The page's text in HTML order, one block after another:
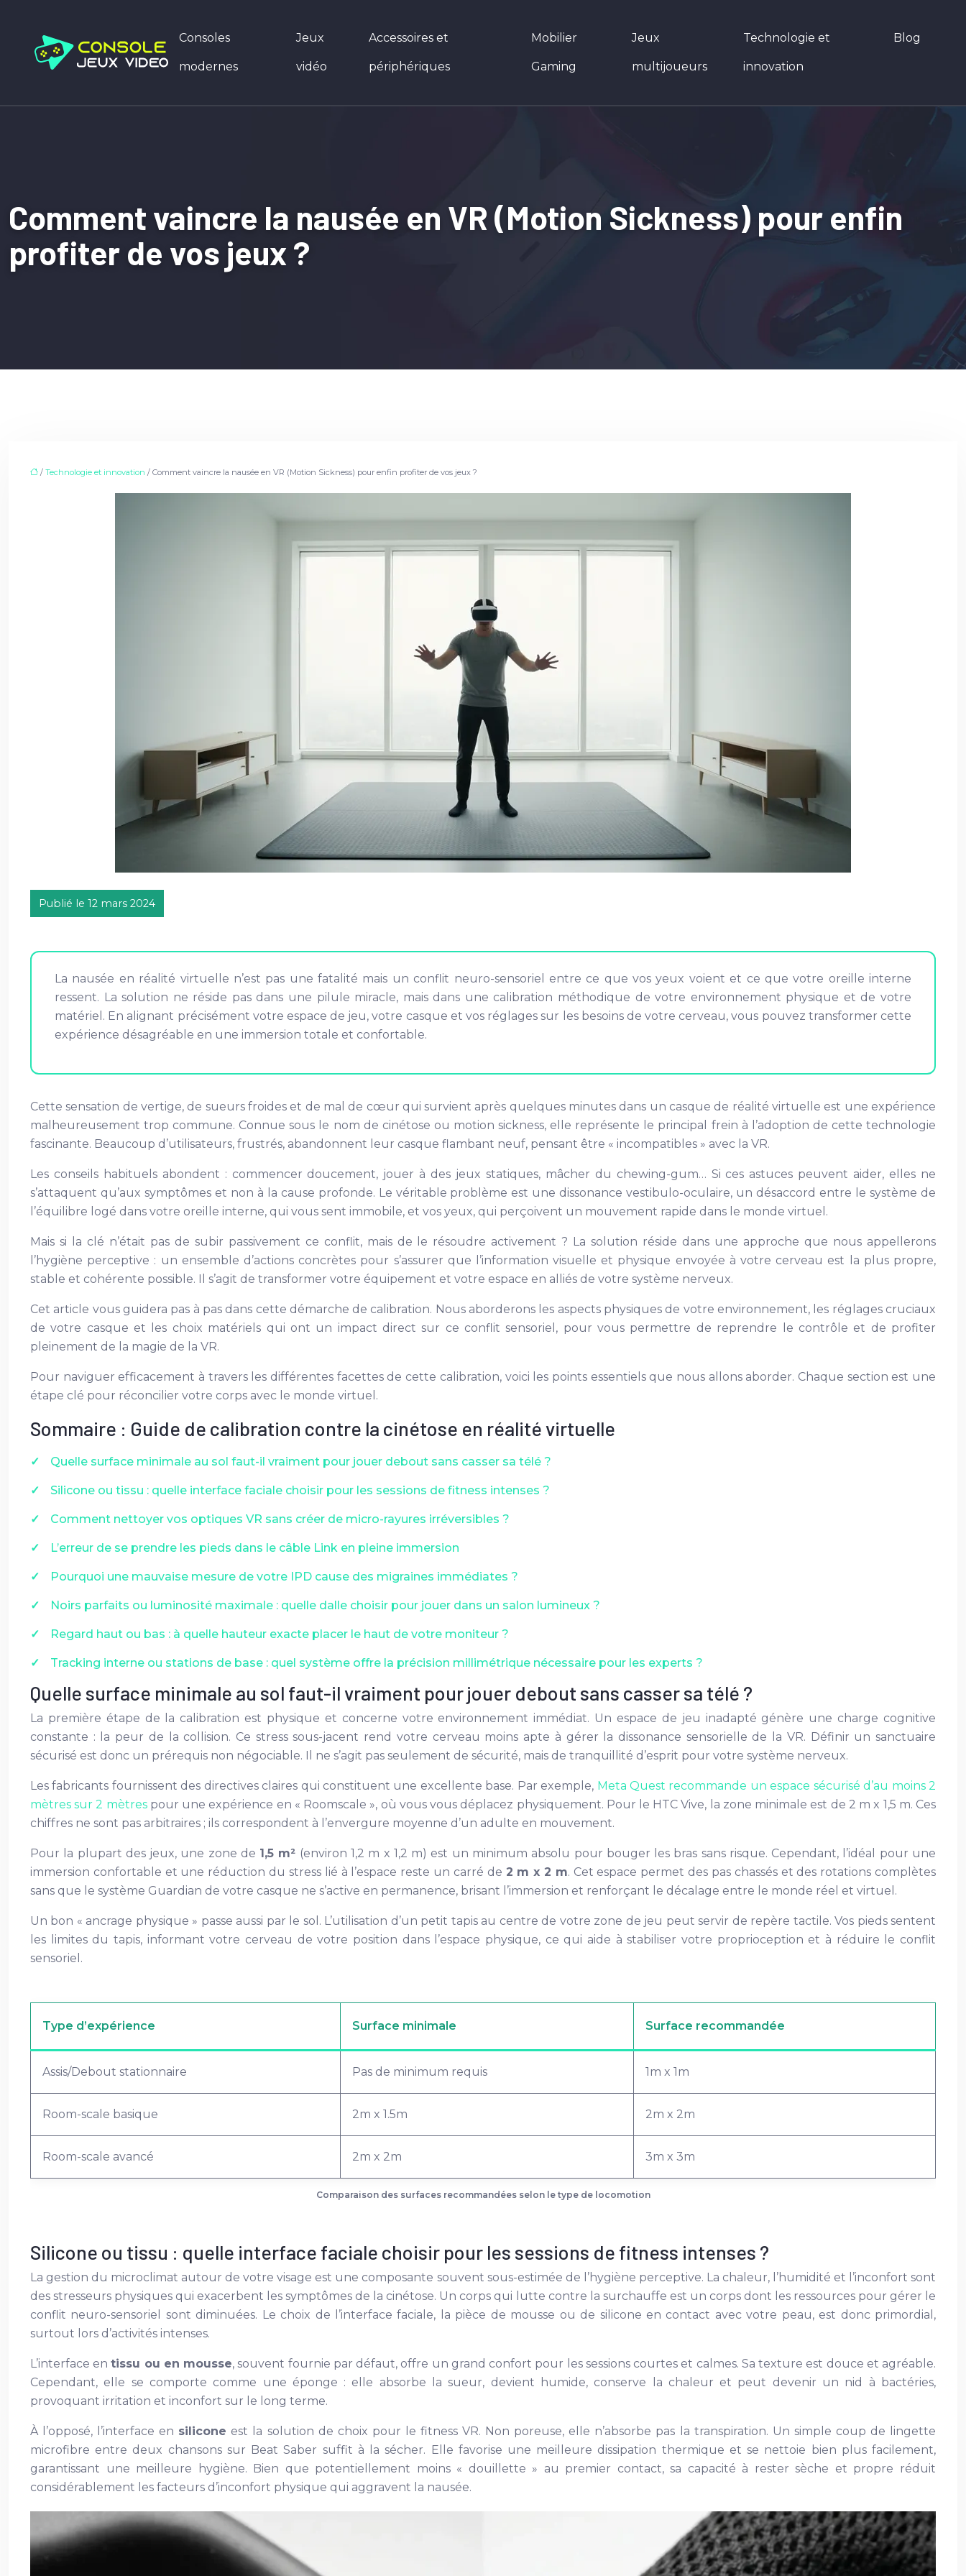
Consoles
modernes
Jeux
vidéo
Accessoires et
périphériques
Mobilier
Gaming
Jeux
multijoueurs
Technologie et
innovation
Blog
Comment vaincre la nausée en VR (Motion Sickness) pour enfin
profiter de vos jeux ?
/ Technologie et innovation / Comment vaincre la nausée en VR (Motion Sickness) pour enfin profiter de vos jeux ?
Publié le 12 mars 2024
La nausée en réalité virtuelle n’est pas une fatalité mais un conflit neuro-sensoriel entre ce que vos yeux voient et ce que votre oreille interne
ressent. La solution ne réside pas dans une pilule miracle, mais dans une calibration méthodique de votre environnement physique et de votre
matériel. En alignant précisément votre espace de jeu, votre casque et vos réglages sur les besoins de votre cerveau, vous pouvez transformer cette
expérience désagréable en une immersion totale et confortable.
Cette sensation de vertige, de sueurs froides et de mal de cœur qui survient après quelques minutes dans un casque de réalité virtuelle est une expérience
malheureusement trop commune. Connue sous le nom de cinétose ou motion sickness, elle représente le principal frein à l’adoption de cette technologie
fascinante. Beaucoup d’utilisateurs, frustrés, abandonnent leur casque flambant neuf, pensant être « incompatibles » avec la VR.
Les conseils habituels abondent : commencer doucement, jouer à des jeux statiques, mâcher du chewing-gum… Si ces astuces peuvent aider, elles ne
s’attaquent qu’aux symptômes et non à la cause profonde. Le véritable problème est une dissonance vestibulo-oculaire, un désaccord entre le système de
l’équilibre logé dans votre oreille interne, qui vous sent immobile, et vos yeux, qui perçoivent un mouvement rapide dans le monde virtuel.
Mais si la clé n’était pas de subir passivement ce conflit, mais de le résoudre activement ? La solution réside dans une approche que nous appellerons
l’hygiène perceptive : un ensemble d’actions concrètes pour s’assurer que l’information visuelle et physique envoyée à votre cerveau est la plus propre,
stable et cohérente possible. Il s’agit de transformer votre équipement et votre espace en alliés de votre système nerveux.
Cet article vous guidera pas à pas dans cette démarche de calibration. Nous aborderons les aspects physiques de votre environnement, les réglages cruciaux
de votre casque et les choix matériels qui ont un impact direct sur ce conflit sensoriel, pour vous permettre de reprendre le contrôle et de profiter
pleinement de la magie de la VR.
Pour naviguer efficacement à travers les différentes facettes de cette calibration, voici les points essentiels que nous allons aborder. Chaque section est une
étape clé pour réconcilier votre corps avec le monde virtuel.
Sommaire : Guide de calibration contre la cinétose en réalité virtuelle
Quelle surface minimale au sol faut-il vraiment pour jouer debout sans casser sa télé ?
Silicone ou tissu : quelle interface faciale choisir pour les sessions de fitness intenses ?
Comment nettoyer vos optiques VR sans créer de micro-rayures irréversibles ?
L’erreur de se prendre les pieds dans le câble Link en pleine immersion
Pourquoi une mauvaise mesure de votre IPD cause des migraines immédiates ?
Noirs parfaits ou luminosité maximale : quelle dalle choisir pour jouer dans un salon lumineux ?
Regard haut ou bas : à quelle hauteur exacte placer le haut de votre moniteur ?
Tracking interne ou stations de base : quel système offre la précision millimétrique nécessaire pour les experts ?
Quelle surface minimale au sol faut-il vraiment pour jouer debout sans casser sa télé ?
La première étape de la calibration est physique et concerne votre environnement immédiat. Un espace de jeu inadapté génère une charge cognitive
constante : la peur de la collision. Ce stress sous-jacent rend votre cerveau moins apte à gérer la dissonance sensorielle de la VR. Définir un sanctuaire
sécurisé est donc un prérequis non négociable. Il ne s’agit pas seulement de sécurité, mais de tranquillité d’esprit pour votre système nerveux.
Les fabricants fournissent des directives claires qui constituent une excellente base. Par exemple, Meta Quest recommande un espace sécurisé d’au moins 2
mètres sur 2 mètrespour une expérience en « Roomscale », où vous vous déplacez physiquement. Pour le HTC Vive, la zone minimale est de 2 m x 1,5 m. Ces
chiffres ne sont pas arbitraires ; ils correspondent à l’envergure moyenne d’un adulte en mouvement.
Pour la plupart des jeux, une zone de 1,5 m² (environ 1,2 m x 1,2 m) est un minimum absolu pour bouger les bras sans risque. Cependant, l’idéal pour une
immersion confortable et une réduction du stress lié à l’espace reste un carré de 2 m x 2 m. Cet espace permet des pas chassés et des rotations complètes
sans que le système Guardian de votre casque ne s’active en permanence, brisant l’immersion et renforçant le décalage entre le monde réel et virtuel.
Un bon « ancrage physique » passe aussi par le sol. L’utilisation d’un petit tapis au centre de votre zone de jeu peut servir de repère tactile. Vos pieds sentent
les limites du tapis, informant votre cerveau de votre position dans l’espace physique, ce qui aide à stabiliser votre proprioception et à réduire le conflit
sensoriel.
Comparaison des surfaces recommandées selon le type de locomotion
Type d’expérience Surface minimale Surface recommandée
Assis/Debout stationnaire Pas de minimum requis 1m x 1m
Room-scale basique 2m x 1.5m 2m x 2m
Room-scale avancé 2m x 2m 3m x 3m
Silicone ou tissu : quelle interface faciale choisir pour les sessions de fitness intenses ?
La gestion du microclimat autour de votre visage est une composante souvent sous-estimée de l’hygiène perceptive. La chaleur, l’humidité et l’inconfort sont
des stresseurs physiques qui exacerbent les symptômes de la cinétose. Un corps qui lutte contre la surchauffe est un corps dont les ressources pour gérer le
conflit neuro-sensoriel sont diminuées. Le choix de l’interface faciale, la pièce de mousse ou de silicone en contact avec votre peau, est donc primordial,
surtout lors d’activités intenses.
L’interface entissu ou en mousse, souvent fournie par défaut, offre un grand confort pour les sessions courtes et calmes. Sa texture est douce et agréable.
Cependant, elle se comporte comme une éponge : elle absorbe la sueur, devient humide, conserve la chaleur et peut devenir un nid à bactéries,
provoquant irritation et inconfort sur le long terme.
À l’opposé, l’interface en silicone est la solution de choix pour le fitness VR. Non poreuse, elle n’absorbe pas la transpiration. Un simple coup de lingette
microfibre entre deux chansons sur Beat Saber suffit à la sécher. Elle favorise une meilleure dissipation thermique et se nettoie bien plus facilement,
garantissant une meilleure hygiène. Bien que potentiellement moins « douillette » au premier contact, sa capacité à rester sèche et propre réduit
considérablement les facteurs d’inconfort physique qui aggravent la nausée.